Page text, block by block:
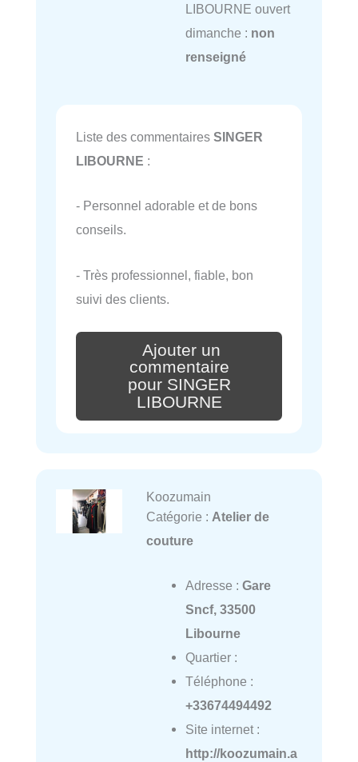
LIBOURNE ouvert
dimanche : non
renseigné
Liste des commentaires SINGER
LIBOURNE :
- Personnel adorable et de bons
conseils.
- Très professionnel, fiable, bon
suivi des clients.
Ajouter un
commentaire
pour SINGER
LIBOURNE
Koozumain
Catégorie : Atelier de
couture
Adresse : Gare
Sncf, 33500
Libourne
Quartier :
Téléphone :
+33674494492
Site internet :
http://koozumain.a